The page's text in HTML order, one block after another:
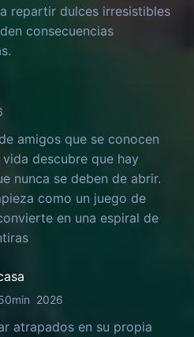
repartir dulces irresistibles
consecuencias
amigos que se conocen
descubre que hay
nunca se deben de abrir.
como un juego de
en una espiral de
2026
atrapados en su propia